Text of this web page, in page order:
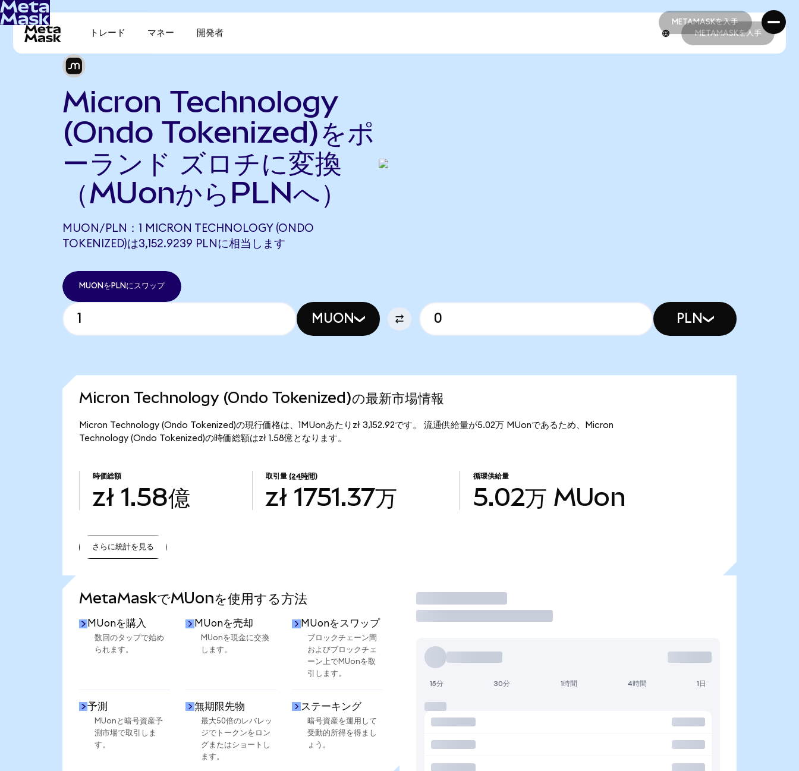
METAMASKを入手
METAMASKを入手
トレード マネー 開発者 METAMASKを入手
Micron Technology
(Ondo Tokenized)をポ
ーランド ズロチに変換
（MUonからPLNへ）
MUON/PLN：1 MICRON TECHNOLOGY (ONDO
TOKENIZED)は3,152.9239 PLNに相当します
MUONをPLNにスワップ
MUON PLN
Micron Technology (Ondo Tokenized)の最新市場情報
Micron Technology (Ondo Tokenized)の現行価格は、1MUonあたりzł 3,152.92です。 流通供給量が5.02万 MUonであるため、Micron
Technology (Ondo Tokenized)の時価総額はzł 1.58億となります。
時価総額
zł 1.58億
取引量 (24時間)
zł 1751.37万
循環供給量
5.02万 MUon
さらに統計を見る
MetaMaskでMUonを使用する方法
MUonを購入
数回のタップで始め
られます。
MUonを売却
MUonを現金に交換
します。
MUonをスワップ
ブロックチェーン間
およびブロックチェ
ーン上でMUonを取
引します。
予測
MUonと暗号資産予
測市場で取引しま
す。
無期限先物
最大50倍のレバレッ
ジでトークンをロン
グまたはショートし
ます。
ステーキング
暗号資産を運用して
受動的所得を得まし
ょう。
取引
15分 30分 1時間 4時間 1日